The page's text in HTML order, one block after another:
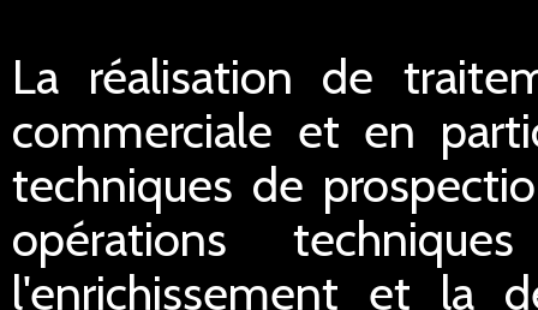
La réalisation de
commerciale et en
techniques de
opérations
l'enrichissement et la